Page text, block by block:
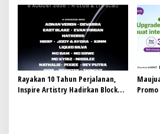
Jadi Mahasiswa Angkatan
Pertama Magister ITSI
Impian
Rayakan 10 Tahun Perjalanan,
Inspire Artistry Hadirkan Block